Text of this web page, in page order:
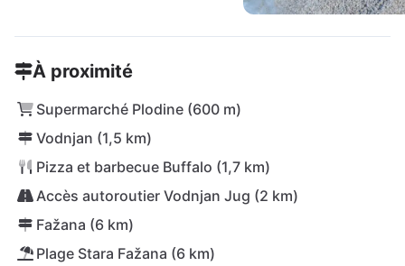
À proximité
Supermarché Plodine (600 m)
Vodnjan (1,5 km)
Pizza et barbecue Buffalo (1,7 km)
Accès autoroutier Vodnjan Jug (2 km)
Fažana (6 km)
Plage Stara Fažana (6 km)